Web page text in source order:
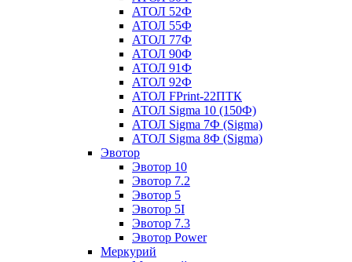
АТОЛ 52Ф
АТОЛ 55Ф
АТОЛ 77Ф
АТОЛ 90Ф
АТОЛ 91Ф
АТОЛ 92Ф
АТОЛ FPrint-22ПТК
АТОЛ Sigma 10 (150Ф)
АТОЛ Sigma 7Ф (Sigma)
АТОЛ Sigma 8Ф (Sigma)
Эвотор
Эвотор 10
Эвотор 7.2
Эвотор 5
Эвотор 5I
Эвотор 7.3
Эвотор Power
Меркурий